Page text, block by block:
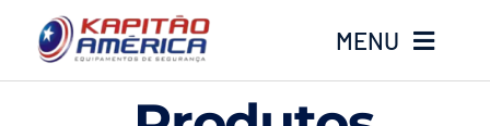
o
MENU